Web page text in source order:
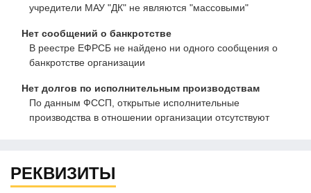
учредители МАУ "ДК" не являются "массовыми"
Нет сообщений о банкротстве
В реестре ЕФРСБ не найдено ни одного сообщения о
банкротстве организации
Нет долгов по исполнительным производствам
По данным ФССП, открытые исполнительные
производства в отношении организации отсутствуют
РЕКВИЗИТЫ